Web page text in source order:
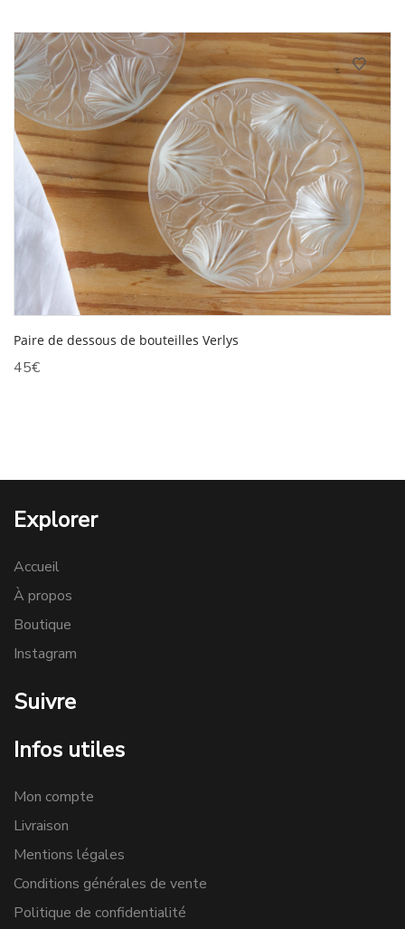
Paire de dessous de bouteilles Verlys
45€
Explorer
Accueil
À propos
Boutique
Instagram
Suivre
Infos utiles
Mon compte
Livraison
Mentions légales
Conditions générales de vente
Politique de confidentialité